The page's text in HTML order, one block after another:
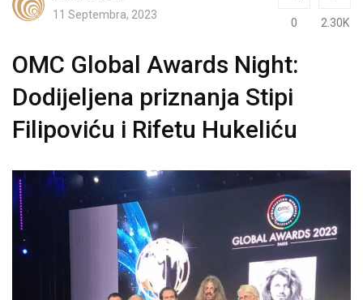
11 Septembra, 2023
0 2.30K
OMC Global Awards Night:
Dodijeljena priznanja Stipi
Filipoviću i Rifetu Hukeliću